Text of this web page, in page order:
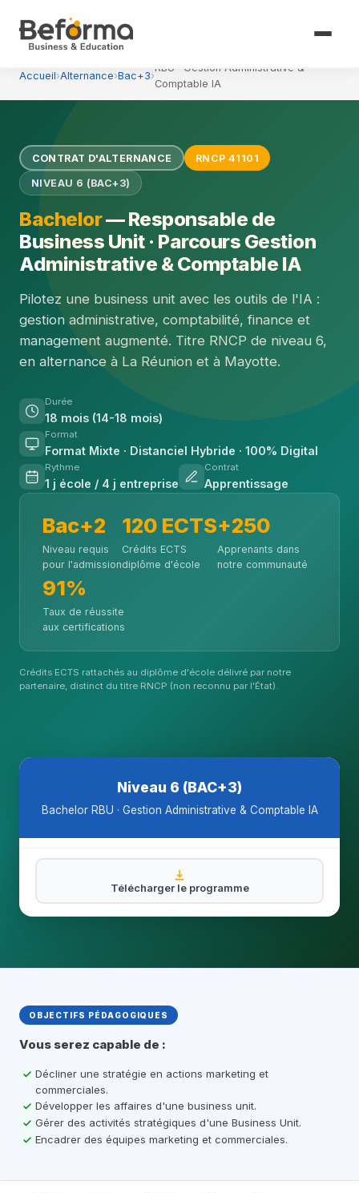
Accueil›Alternance›Bac+3›
RBU · Gestion Administrative &
Comptable IA
CONTRAT D'ALTERNANCE RNCP 41101
NIVEAU 6 (BAC+3)
Bachelor— Responsable de
Business Unit · Parcours Gestion
Administrative & Comptable IA
Pilotez une business unit avec les outils de l'IA :
gestion administrative, comptabilité, finance et
management augmenté. Titre RNCP de niveau 6,
en alternance à La Réunion et à Mayotte.
Durée
18 mois (14-18 mois)
Format
Format Mixte · Distanciel Hybride · 100% Digital
Rythme
1 j école / 4 j entreprise
Contrat
Apprentissage
Bac+2
Niveau requis
pour l'admission
120 ECTS
Crédits ECTS
diplôme d'école
+250
Apprenants dans
notre communauté
91%
Taux de réussite
aux certifications
Crédits ECTS rattachés au diplôme d'école délivré par notre
partenaire, distinct du titre RNCP (non reconnu par l'État).
Niveau 6 (BAC+3)
Bachelor RBU · Gestion Administrative & Comptable IA
Télécharger le programme
OBJECTIFS PÉDAGOGIQUES
Vous serez capable de :
Décliner une stratégie en actions marketing et
commerciales.
Développer les affaires d'une business unit.
Gérer des activités stratégiques d'une Business Unit.
Encadrer des équipes marketing et commerciales.